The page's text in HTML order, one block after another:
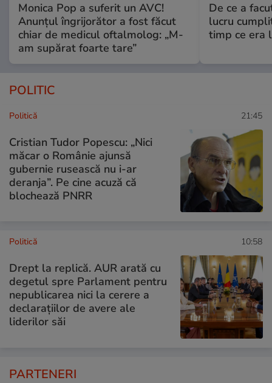
Monica Pop a suferit un AVC!
Anunțul îngrijorător a fost făcut
chiar de medicul oftalmolog: „M-
am supărat foarte tare”
De ce a
lucru
timp ce era
POLITIC
Politică 21:45
Cristian Tudor Popescu: „Nici
măcar o Românie ajunsă
gubernie rusească nu i-ar
deranja”. Pe cine acuză că
blochează PNRR
Politică 10:58
Drept la replică. AUR arată cu
degetul spre Parlament pentru
nepublicarea nici la cerere a
declarațiilor de avere ale
liderilor săi
PARTENERI